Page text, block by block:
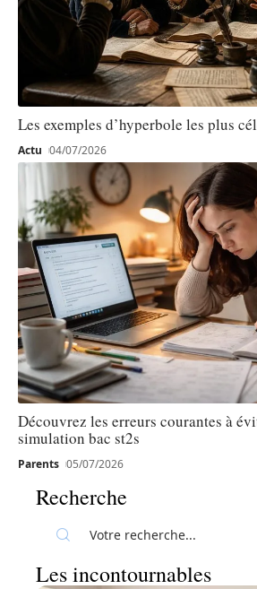
Les exemples d’hyperbole les plus
Actu 04/07/2026
Découvrez les erreurs courantes à
simulation bac st2s
Parents 05/07/2026
Recherche
Les incontournables